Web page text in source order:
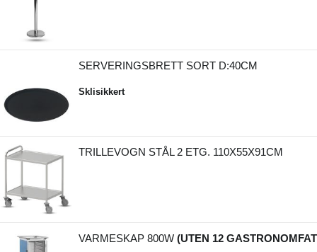
SERVERINGSBRETT SORT D:40CM
Sklisikkert
TRILLEVOGN STÅL 2 ETG. 110X55X91CM
VARMESKAP 800W (UTEN 12